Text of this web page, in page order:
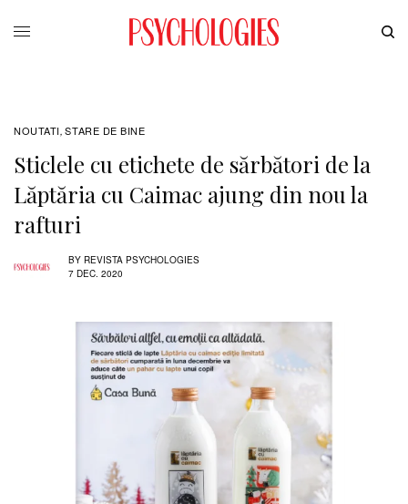
NOUTATI, STARE DE BINE
Sticlele cu etichete de sărbători de la
Lăptăria cu Caimac ajung din nou la
rafturi
BY REVISTA PSYCHOLOGIES
7 DEC. 2020